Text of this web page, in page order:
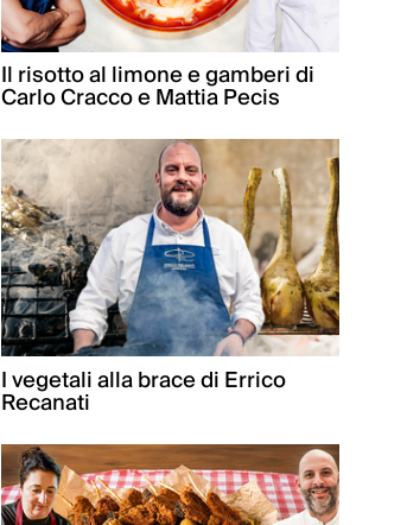
Il risotto al limone e gamberi di
Carlo Cracco e Mattia Pecis
I vegetali alla brace di Errico
Recanati